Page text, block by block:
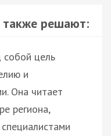
также решают:
собой цель
и
Она читает
региона,